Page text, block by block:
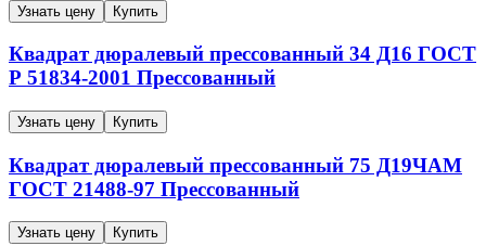
Узнать цену Купить
Квадрат дюралевый прессованный 34 Д16 ГОСТ
Р 51834-2001 Прессованный
Узнать цену Купить
Квадрат дюралевый прессованный 75 Д19ЧАМ
ГОСТ 21488-97 Прессованный
Узнать цену Купить